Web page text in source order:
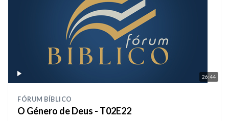
26:44
FÓRUM BÍBLICO
O Género de Deus - T02E22